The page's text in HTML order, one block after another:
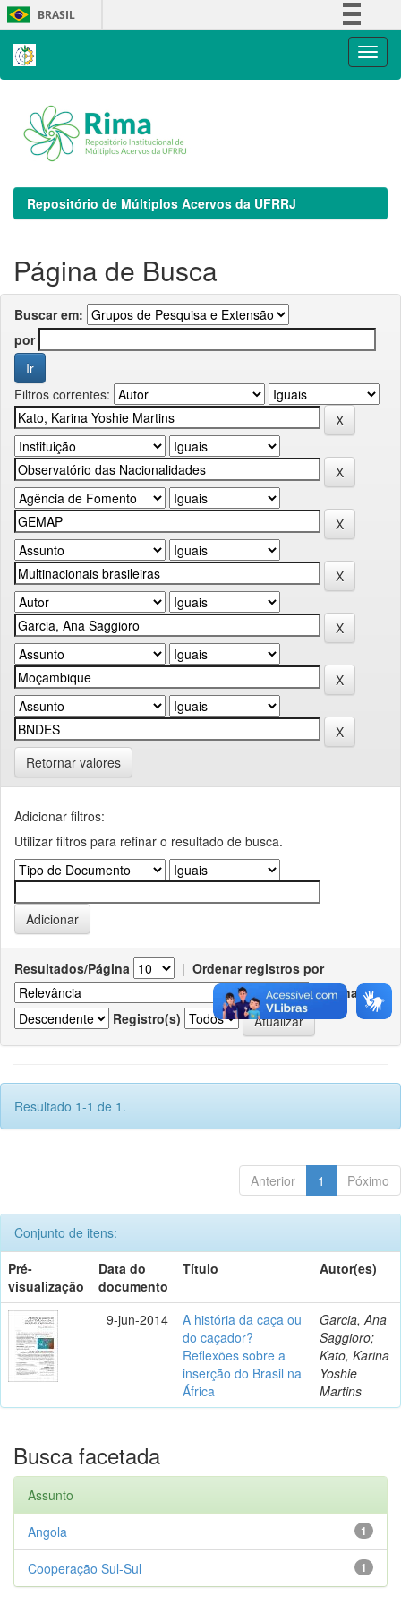
Skip
navigation
BRASIL
Repositório de Múltiplos Acervos da UFRRJ
Página de Busca
Buscar em:
por
Filtros correntes:
Retornar valores
Adicionar filtros:
Utilizar filtros para refinar o resultado de busca.
Resultados/Página | Ordenar registros por
Ordenar
Registro(s)
Resultado 1-1 de 1.
Anterior 1 Póximo
Conjunto de itens:
Pré-
visualização
Data do
documento
Título Autor(es)
9-jun-2014
A história da caça ou
do caçador?
Reflexões sobre a
inserção do Brasil na
África
Garcia, Ana
Saggioro;
Kato, Karina
Yoshie
Martins
Busca facetada
Assunto
1
Angola
1
Cooperação Sul-Sul